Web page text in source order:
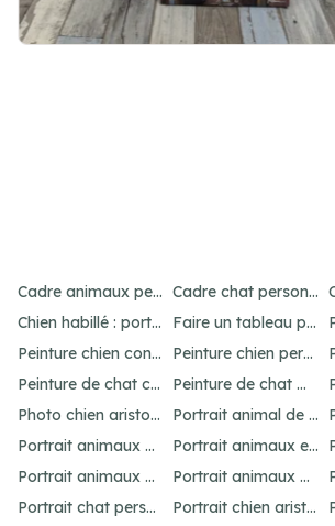
Cadre animaux personnalisé : créez un portrait unique Cadre chat personnalisé : créez un portrait unique
Chien habillé : portraits amusants et uniques
Faire un tableau personnalisé de son chien : idées et options
Peinture chien contemporain : personnalisez votre art
Peinture chien personnalisé : créez un chef-d'œuvre unique
Peinture de chat connue : inspirations célèbres
Peinture de chat moderne : idées et inspirations uniques
Photo chien aristocrate : un portrait original
Portrait animal de compagnie : votre guide personnalisé
Portrait animaux dessin : personnalisez votre œuvre
Portrait animaux en costume : offrez un cadeau unique
Portrait animaux peinture : créez un chef-d'œuvre unique
Portrait animaux personnalisé : l'art unique
Portrait chat personnalisé : idées et options uniques
Portrait chien aristocrate : un cadeau personnalisé